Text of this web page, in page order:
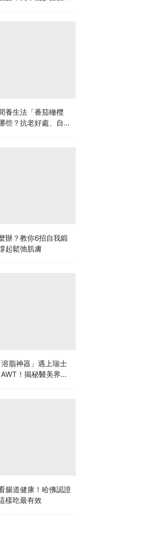
養生法「番茄橄欖
些？抗老好處、自製
辦？教你6招自我鍛
起鬆弛肌膚
脂神器」遇上瑞士
！揭秘醫美界悄
腸道健康！哈佛認證
樣吃最有效